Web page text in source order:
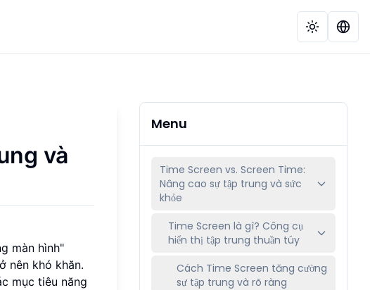
và
màn hình"
nên khó khăn.
mục tiêu năng
Menu
Time Screen vs. Screen Time:
Nâng cao sự tập trung và sức
khỏe
Time Screen là gì? Công cụ
hiển thị tập trung thuần túy
Cách Time Screen tăng cường
sự tập trung và rõ ràng